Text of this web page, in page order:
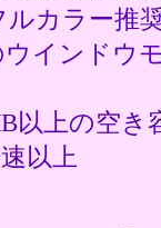
ルカラー推
ウインドウ
以上の空き
以上